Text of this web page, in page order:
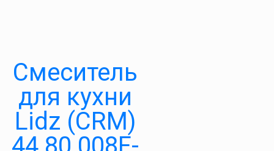
Смеситель
для кухни
Lidz (CRM)